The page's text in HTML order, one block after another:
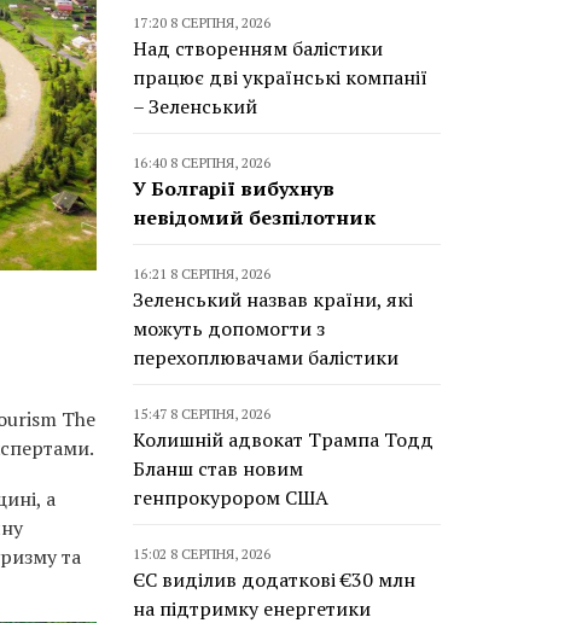
The
а
та
17:20 8 СЕРПНЯ, 2026
Над створенням балістики
працює дві українські компанії
– Зеленський
16:40 8 СЕРПНЯ, 2026
У Болгарії вибухнув
невідомий безпілотник
16:21 8 СЕРПНЯ, 2026
Зеленський назвав країни, які
можуть допомогти з
перехоплювачами балістики
15:47 8 СЕРПНЯ, 2026
Колишній адвокат Трампа Тодд
Бланш став новим
генпрокурором США
15:02 8 СЕРПНЯ, 2026
ЄС виділив додаткові €30 млн
на підтримку енергетики